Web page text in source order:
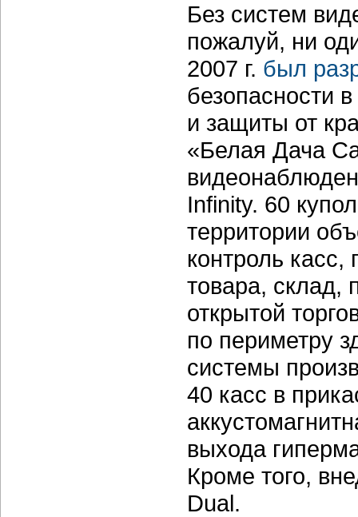
Без систем
пожалуй, ни
2007 г. был
безопасности
и защиты от
«Белая Дача
Infinity. 60
территории
контроль
товара, склад,
открытой
по периметру
системы
40 касс в
выхода
Кроме того,
Dual.